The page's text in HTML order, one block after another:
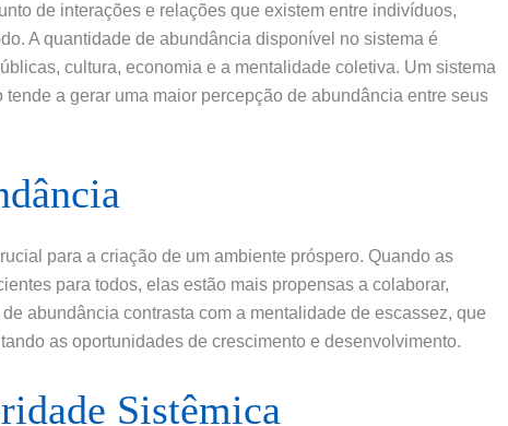
de interações e relações que existem entre indivíduos,
A quantidade de abundância disponível no sistema é
cultura, economia e a mentalidade coletiva. Um sistema
a gerar uma maior percepção de abundância entre seus
para a criação de um ambiente próspero. Quando as
para todos, elas estão mais propensas a colaborar,
abundância contrasta com a mentalidade de escassez, que
as oportunidades de crescimento e desenvolvimento.
Sistêmica